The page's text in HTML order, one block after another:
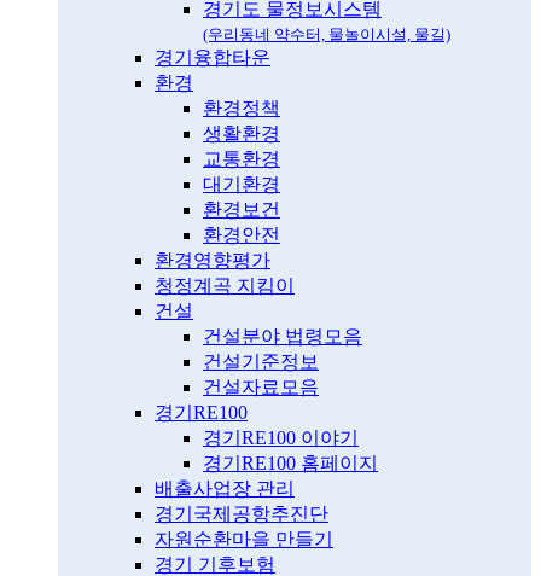
경기도 물정보시스템
(우리동네 약수터, 물놀이시설, 물길)
경기융합타운
환경
환경정책
생활환경
교통환경
대기환경
환경보건
환경안전
환경영향평가
청정계곡 지킴이
건설
건설분야 법령모음
건설기준정보
건설자료모음
경기RE100
경기RE100 이야기
경기RE100 홈페이지
배출사업장 관리
경기국제공항추진단
자원순환마을 만들기
경기 기후보험